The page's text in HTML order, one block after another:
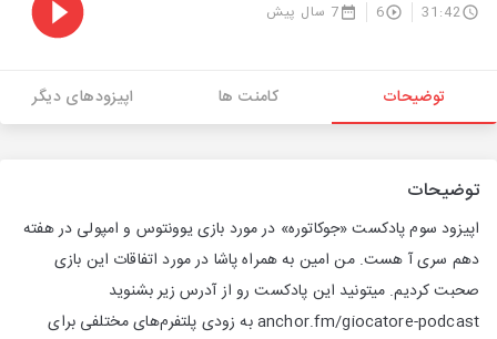
31:42
6 7 سال پیش
توضیحات کامنت ها اپیزودهای دیگر
توضیحات
اپیزود سوم پادکست «جوکاتوره» در مورد بازی یوونتوس و امپولی در هفته
دهم سری آ هست. من امین به همراه پاشا در مورد اتفاقات این بازی
صحبت کردیم. میتونید این پادکست رو از آدرس زیر بشنوید
anchor.fm/giocatore-podcast به زودی پلتفرم‌های مختلفی برای